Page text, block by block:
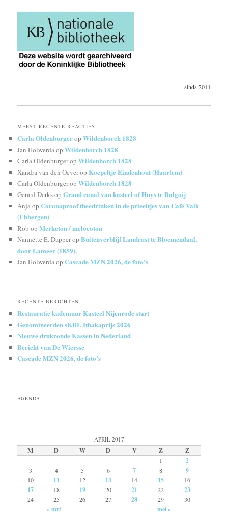
sinds 2011
MEEST RECENTE REACTIES
Carla OldenburgeropWildenborch 1828
Jan Holwerda opWildenborch 1828
Carla OldenburgeropWildenborch 1828
Xandra van den OeveropKoepeltje Eindenhout (Haarlem)
Carla OldenburgeropWildenborch 1828
Gerard DerksopGrand canal van kasteel of Huys te Balgoij
Anja opCoronaproof theedrinken in de prieeltjes van Café Valk
(Ubbergen)
Rob opMerketon / melocoton
Nannette E. DapperopBuitenverblijf Landrust te Bloemendaal,
door Lameer (1859).
Jan Holwerda opCascade MZN 2026, de foto’s
RECENTE BERICHTEN
Restauratie kademuur Kasteel Nijenrode start
Genomineerden sKBL Ithakaprijs 2026
Nieuwe drukronde Kassen in Nederland
Bericht van De Wiersse
Cascade MZN 2026, de foto’s
AGENDA
APRIL 2017
M D W D V Z Z
1 2
3 4 5 6 7 8 9
10 11 12 13 14 15 16
17 18 19 20 21 22 23
24 25 26 27 28 29 30
« mrt mei »